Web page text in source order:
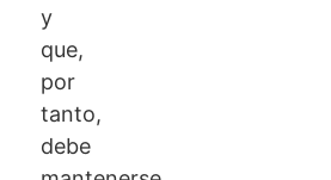
y
que,
por
tanto,
debe